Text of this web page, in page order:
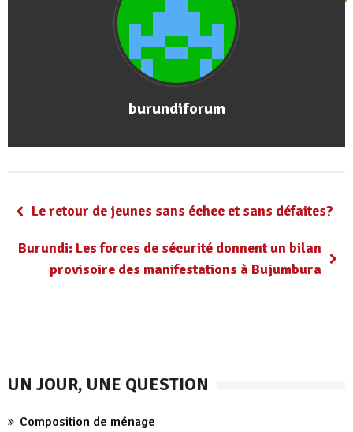
burundiforum
Le retour de jeunes sans échec et sans défaites?
Burundi: Les forces de sécurité donnent un bilan
provisoire des manifestations à Bujumbura
UN JOUR, UNE QUESTION
Composition de ménage